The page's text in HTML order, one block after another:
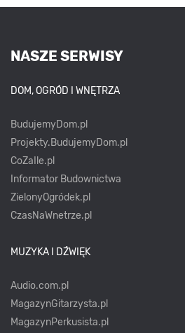
NASZE SERWISY
DOM, OGRÓD I WNĘTRZA
BudujemyDom.pl
Projekty.BudujemyDom.pl
CoZaIle.pl
Informator Budownictwa
ZielonyOgródek.pl
CzasNaWnetrze.pl
MUZYKA I DŹWIĘK
Audio.com.pl
MagazynGitarzysta.pl
MagazynPerkusista.pl